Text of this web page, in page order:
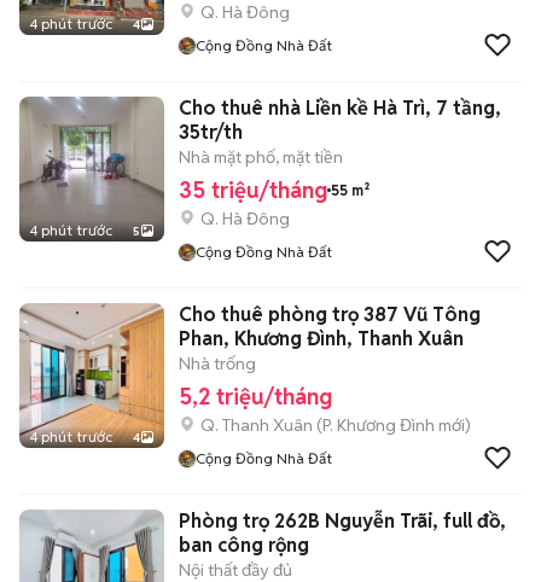
4 phút trước 4
Q. Hà Đông
Cộng Đồng Nhà Đất
4 phút trước 5
Cho thuê nhà Liền kề Hà Trì, 7 tầng,
35tr/th
Nhà mặt phố, mặt tiền
35 triệu/tháng 55 m²
Q. Hà Đông
Cộng Đồng Nhà Đất
4 phút trước 4
Cho thuê phòng trọ 387 Vũ Tông
Phan, Khương Đình, Thanh Xuân
Nhà trống
5,2 triệu/tháng
Q. Thanh Xuân (P. Khương Đình mới)
Cộng Đồng Nhà Đất
Phòng trọ 262B Nguyễn Trãi, full đồ,
ban công rộng
Nội thất đầy đủ